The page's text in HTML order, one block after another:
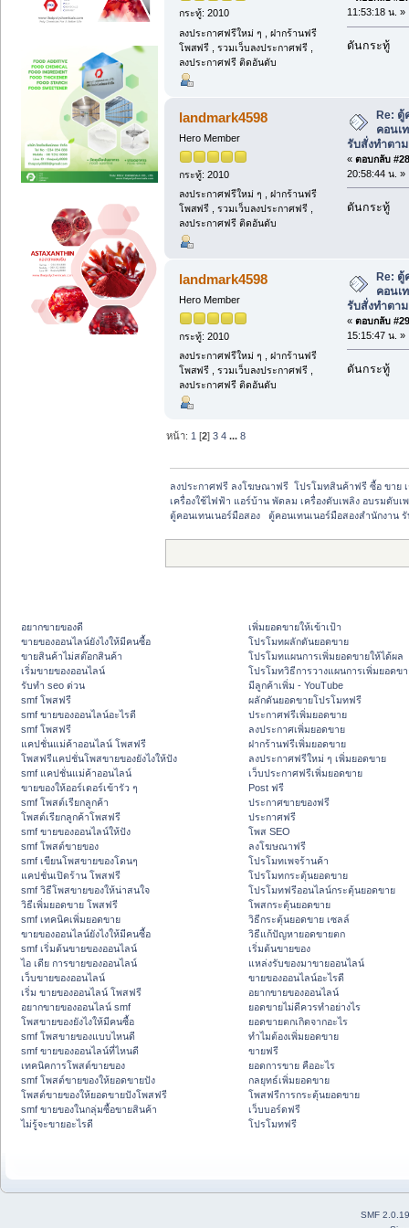
กระทู้: 2010
ลงประกาศฟรีใหม่ ๆ , ฝากร้านฟรี
โพสฟรี , รวมเว็บลงประกาศฟรี ,
ลงประกาศฟรี ติดอันดับ
11:53:18 น. »
ดันกระทู้
landmark4598
Hero Member
กระทู้: 2010
ลงประกาศฟรีใหม่ ๆ , ฝากร้านฟรี
โพสฟรี , รวมเว็บลงประกาศฟรี ,
ลงประกาศฟรี ติดอันดับ
Re: ตู้
คอนเ
รับสั่งทำตา
« ตอบกลับ
20:58:44 น. »
ดันกระทู้
landmark4598
Hero Member
กระทู้: 2010
ลงประกาศฟรีใหม่ ๆ , ฝากร้านฟรี
โพสฟรี , รวมเว็บลงประกาศฟรี ,
ลงประกาศฟรี ติดอันดับ
Re: ตู้
คอนเ
รับสั่งทำตา
« ตอบกลับ
15:15:47 น. »
ดันกระทู้
หน้า: 1 [2]3 4 ...8
ลงประกาศฟรี ลงโฆษณาฟรี  โปรโมทสินค้าฟรี ซื้อ ขาย
เครื่องใช้ไฟฟ้า แอร์บ้าน พัดลม เครื่องดับเพลิง อบรมดับเ
ตู้คอนเทนเนอร์มือสอง   ตู้คอนเทนเนอร์มือสองสำนักงาน
อยากขายของดี
ขายของออนไลน์ยังไงให้มีคนซื้อ
ขายสินค้าไม่สต๊อกสินค้า
เริ่มขายของออนไลน์
รับทำ seo ด่วน
smf โพสฟรี
smf ขายของออนไลน์อะไรดี
smf โพสฟรี
แคปชั่นแม่ค้าออนไลน์ โพสฟรี
โพสฟรีแคปชั่นโพสขายของยังไงให้ปัง
smf แคปชั่นแม่ค้าออนไลน์
ขายของให้ออร์เดอร์เข้ารัว ๆ
smf โพสต์เรียกลูกค้า
โพสต์เรียกลูกค้าโพสฟรี
smf ขายของออนไลน์ให้ปัง
smf โพสต์ขายของ
smf เขียนโพสขายของโดนๆ
แคปชั่นเปิดร้าน โพสฟรี
smf วิธีโพสขายของให้น่าสนใจ
วิธีเพิ่มยอดขาย โพสฟรี
smf เทคนิคเพิ่มยอดขาย
ขายของออนไลน์ยังไงให้มีคนซื้อ
smf เริ่มต้นขายของออนไลน์
ไอ เดีย การขายของออนไลน์
เว็บขายของออนไลน์
เริ่ม ขายของออนไลน์ โพสฟรี
อยากขายของออนไลน์ smf
โพสขายของยังไงให้มีคนซื้อ
smf โพสขายของแบบไหนดี
smf ขายของออนไลน์ที่ไหนดี
เทคนิคการโพสต์ขายของ
smf โพสต์ขายของให้ยอดขายปัง
โพสต์ขายของให้ยอดขายปังโพสฟรี
smf ขายของในกลุ่มซื้อขายสินค้า
ไม่รู้จะขายอะไรดี
เพิ่มยอดขายให้เข้าเป้า
โปรโมทผลักดันยอดขาย
โปรโมทแผนการเพิ่มยอดขายให้ได้ผล
โปรโมทวิธีการวางแผนการเพิ่มยอดข
มีลูกค้าเพิ่ม - YouTube
ผลักดันยอดขายโปรโมทฟรี
ประกาศฟรีเพิ่มยอดขาย
ลงประกาศเพิ่มยอดขาย
ฝากร้านฟรีเพิ่มยอดขาย
ลงประกาศฟรีใหม่ ๆ เพิ่มยอดขาย
เว็บประกาศฟรีเพิ่มยอดขาย
Post ฟรี
ประกาศขายของฟรี
ประกาศฟรี
โพส SEO
ลงโฆษณาฟรี
โปรโมทเพจร้านค้า
โปรโมทกระตุ้นยอดขาย
โปรโมทฟรีออนไลน์กระตุ้นยอดขาย
โพสกระตุ้นยอดขาย
วิธีกระตุ้นยอดขาย เซลล์
วิธีแก้ปัญหายอดขายตก
เริ่มต้นขายของ
แหล่งรับของมาขายออนไลน์
ขายของออนไลน์อะไรดี
อยากขายของออนไลน์
ยอดขายไม่ดีควรทำอย่างไร
ยอดขายตกเกิดจากอะไร
ทำไมต้องเพิ่มยอดขาย
ขายฟรี
ยอดการขาย คืออะไร
กลยุทธ์เพิ่มยอดขาย
โพสฟรีการกระตุ้นยอดขาย
เว็บบอร์ดฟรี
โปรโมทฟรี
SMF 2.0.19